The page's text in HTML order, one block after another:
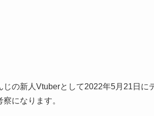
じの新人Vtuberとして2022年5月21日
察になります。